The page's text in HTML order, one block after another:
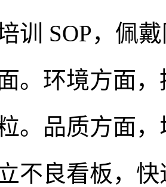
训 SOP，佩
。环境方面
。品质方面
不良看板，